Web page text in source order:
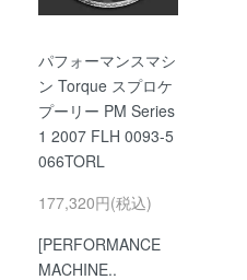
パフォーマンスマシ
ン Torque スプロケ
プーリー PM Series
1 2007 FLH 0093-5
066TORL
177,320円(税込)
[PERFORMANCE
MACHINE..